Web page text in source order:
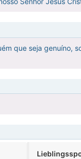
que seja genuíno,